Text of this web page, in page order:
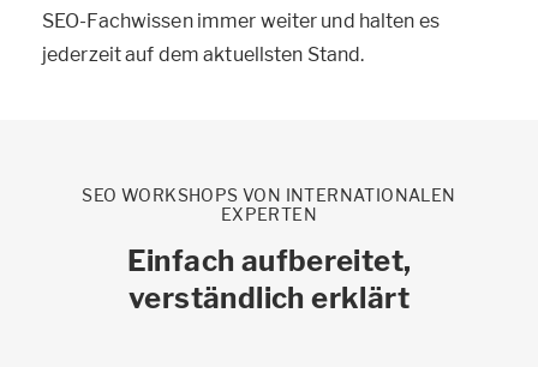
SEO-Fachwissen immer weiter und halten es
jederzeit auf dem aktuellsten Stand.
SEO WORKSHOPS VON INTERNATIONALEN
EXPERTEN
Einfach aufbereitet,
verständlich erklärt